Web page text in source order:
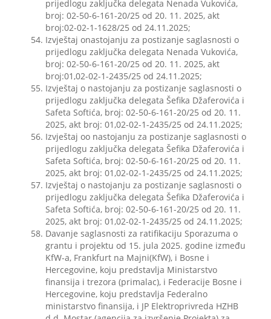
prijedlogu zaključka delegata Nenada Vukovića,
broj: 02-50-6-161-20/25 od 20. 11. 2025, akt
broj:02-02-1-1628/25 od 24.11.2025;
Izvještaj onastojanju za postizanje saglasnosti o
prijedlogu zaključka delegata Nenada Vukovića,
broj: 02-50-6-161-20/25 od 20. 11. 2025, akt
broj:01,02-02-1-2435/25 od 24.11.2025;
Izvještaj o nastojanju za postizanje saglasnosti o
prijedlogu zaključka delegata Šefika Džaferovića i
Safeta Softića, broj: 02-50-6-161-20/25 od 20. 11.
2025, akt broj: 01,02-02-1-2435/25 od 24.11.2025;
Izvještaj oo nastojanju za postizanje saglasnosti o
prijedlogu zaključka delegata Šefika Džaferovića i
Safeta Softića, broj: 02-50-6-161-20/25 od 20. 11.
2025, akt broj: 01,02-02-1-2435/25 od 24.11.2025;
Izvještaj o nastojanju za postizanje saglasnosti o
prijedlogu zaključka delegata Šefika Džaferovića i
Safeta Softića, broj: 02-50-6-161-20/25 od 20. 11.
2025, akt broj: 01,02-02-1-2435/25 od 24.11.2025;
Davanje sаglasnosti za ratifikaciju Sporazuma o
grantu i projektu od 15. jula 2025. godine između
KfW-a, Frankfurt na Majni(KfW), i Bosne i
Hercegovine, koju predstavlja Ministarstvo
finansija i trezora (primalac), i Federacije Bosne i
Hercegovine, koju predstavlja Federalno
ministarstvo finansija, i JP Elektroprivreda HZHB